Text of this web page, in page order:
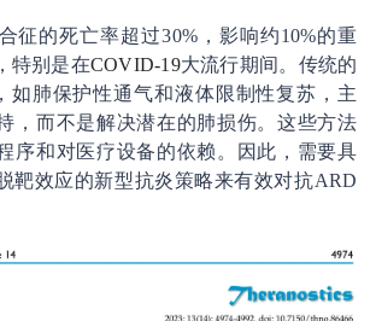
征的死亡率超过30%，影响约10%的重
特别是在COVID-19大流行期间。传统的
如肺保护性通气和液体限制性复苏，主
，而不是解决潜在的肺损伤。这些方法
序和对医疗设备的依赖。因此，需要具
靶效应的新型抗炎策略来有效对抗ARD